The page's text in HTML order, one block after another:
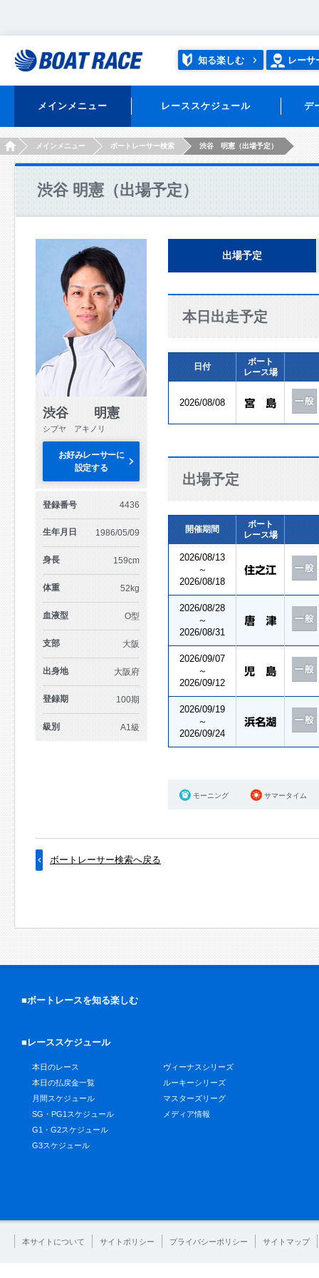
知る楽しむ レーサ
メインメニュー レーススケジュール デ
HOMEメインメニュー ボートレーサー検索 渋谷 明憲（出場予定）
渋谷 明憲（出場予定）
渋谷 明憲
シブヤ アキノリ
お好みレーサーに
設定する
登録番号 4436
生年月日 1986/05/09
身長 159cm
体重 52kg
血液型 O型
支部 大阪
出身地 大阪府
登録期 100期
級別 A1級
出場予定
本日出走予定
日付
ボート
レース場
2026/08/08
出場予定
開催期間
ボート
レース場
2026/08/13
～
2026/08/18
2026/08/28
～
2026/08/31
2026/09/07
～
2026/09/12
2026/09/19
～
2026/09/24
モーニング サマータイム
ボートレーサー検索へ戻る
■ボートレースを知る楽しむ
■レーススケジュール
本日のレース
本日の払戻金一覧
月間スケジュール
SG・PG1スケジュール
G1・G2スケジュール
G3スケジュール
ヴィーナスシリーズ
ルーキーシリーズ
マスターズリーグ
メディア情報
本サイトについて サイトポリシー プライバシーポリシー サイトマップ